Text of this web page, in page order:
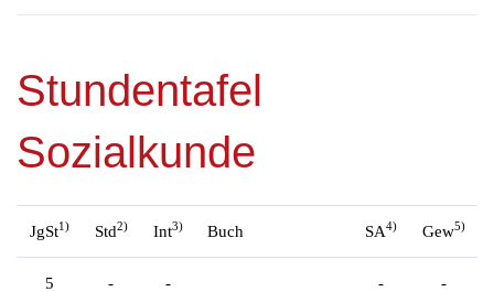
Stundentafel
Sozialkunde
JgSt1) Std2) Int3) Buch SA4) Gew5)
5 - - - -